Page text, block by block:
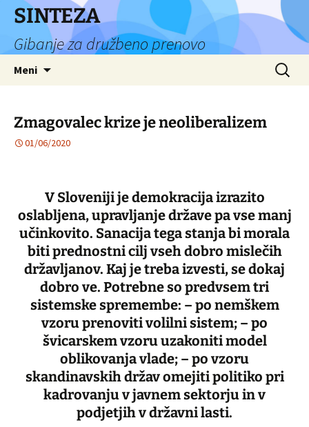
Preskoči
vsebino
SINTEZA
Gibanje za družbeno prenovo
Meni Išči:
Zmagovalec krize je neoliberalizem
01/06/2020
V Sloveniji je demokracija izrazito
oslabljena, upravljanje države pa vse manj
učinkovito. Sanacija tega stanja bi morala
biti prednostni cilj vseh dobro mislečih
državljanov. Kaj je treba izvesti, se dokaj
dobro ve. Potrebne so predvsem tri
sistemske spremembe: – po nemškem
vzoru prenoviti volilni sistem; – po
švicarskem vzoru uzakoniti model
oblikovanja vlade; – po vzoru
skandinavskih držav omejiti politiko pri
kadrovanju v javnem sektorju in v
podjetjih v državni lasti.